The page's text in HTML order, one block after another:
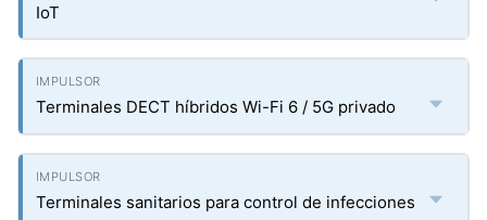
IoT
Terminales DECT híbridos Wi-Fi 6 / 5G privado
Terminales sanitarios para control de infecciones